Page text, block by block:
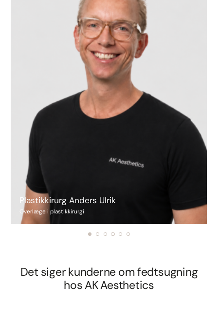
Plastikkirurg Anders Ulrik
Overlæge i plastikkirurgi
Det siger kunderne om fedtsugning
hos AK Aesthetics